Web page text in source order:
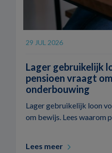
29 JUL 2026
Lager gebruikelijk
pensioen vraagt
onderbouwing
Lager gebruikelijk loon
om bewijs. Lees waarom
Lees meer